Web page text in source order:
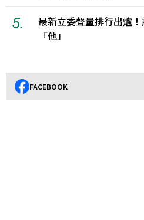
5.
最新立委聲量排行出爐
「他」
FACEBOOK